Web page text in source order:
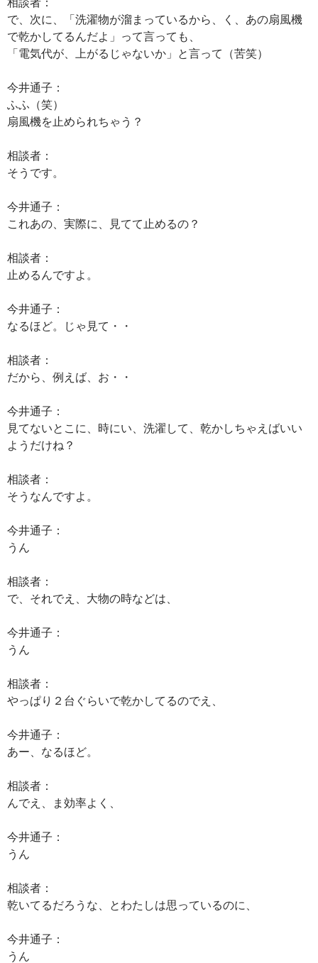
で、次に、「洗濯物が溜まっているから、く、あの扇風機
で乾かしてるんだよ」って言っても、
「電気代が、上がるじゃないか」と言って（苦笑）
今井通子：
ふふ（笑）
扇風機を止められちゃう？
相談者：
そうです。
今井通子：
これあの、実際に、見てて止めるの？
相談者：
止めるんですよ。
今井通子：
なるほど。じゃ見て・・
相談者：
だから、例えば、お・・
今井通子：
見てないとこに、時にい、洗濯して、乾かしちゃえばいい
ようだけね？
相談者：
そうなんですよ。
今井通子：
うん
相談者：
で、それでえ、大物の時などは、
今井通子：
うん
相談者：
やっぱり２台ぐらいで乾かしてるのでえ、
今井通子：
あー、なるほど。
相談者：
んでえ、ま効率よく、
今井通子：
うん
相談者：
乾いてるだろうな、とわたしは思っているのに、
今井通子：
うん